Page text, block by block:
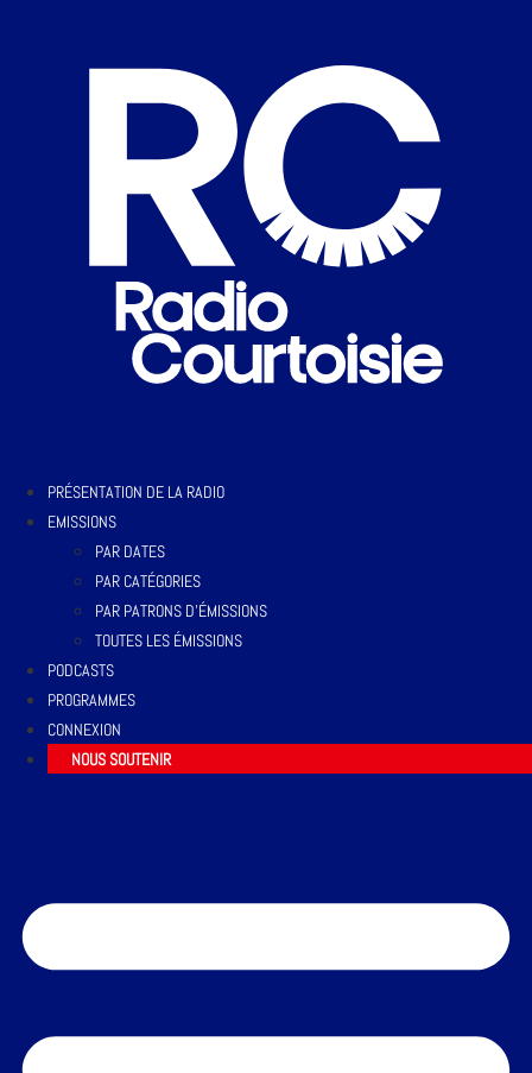
PRÉSENTATION DE LA RADIO
EMISSIONS
PAR DATES
PAR CATÉGORIES
PAR PATRONS D’ÉMISSIONS
TOUTES LES ÉMISSIONS
PODCASTS
PROGRAMMES
CONNEXION
NOUS SOUTENIR